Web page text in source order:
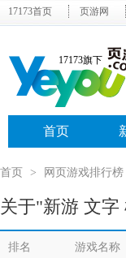
17173首页 页游网
17173旗下
首页
首页 > 网页游戏排行榜
关于"新游 文
排名 游戏名称